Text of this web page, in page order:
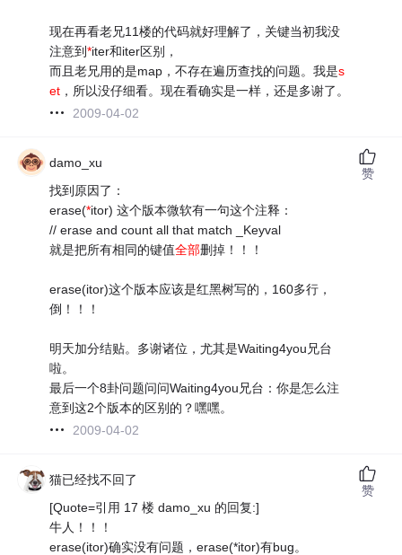
现在再看老兄11楼的代码就好理解了，关键当初我没
注意到*iter和iter区别，
而且老兄用的是map，不存在遍历查找的问题。我是s
et ，所以没仔细看。现在看确实是一样，还是多谢了。
2009-04-02
damo_xu
找到原因了：
erase(*itor) 这个版本微软有一句这个注释：
// erase and count all that match _Keyval
就是把所有相同的键值全部删掉！！！
erase(itor)这个版本应该是红黑树写的，160多行，
倒！！！
明天加分结贴。多谢诸位，尤其是Waiting4you兄台
啦。
最后一个8卦问题问问Waiting4you兄台：你是怎么注
意到这2个版本的区别的？嘿嘿。
2009-04-02
赞
猫已经找不回了
[Quote=引用 17 楼 damo_xu 的回复:]
牛人！！！
erase(itor)确实没有问题，erase(*itor)有bug。
赞